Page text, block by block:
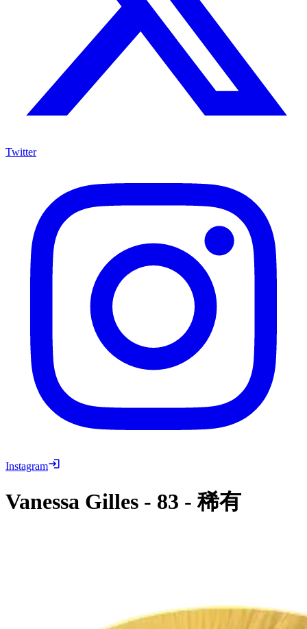
Twitter
Instagram
Vanessa Gilles - 83 - 稀有